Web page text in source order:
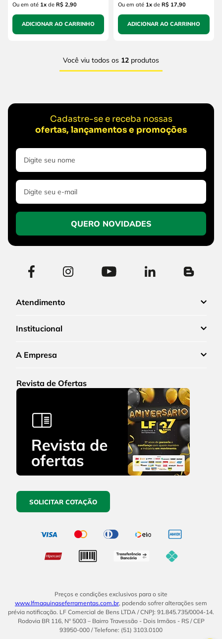
Ou em até 1xde R$ 2,90
ADICIONAR AO CARRINHO
Ou em até 1xde R$ 17,90
ADICIONAR AO CARRINHO
Você viu todos os 12 produtos
Cadastre-se e receba nossas
ofertas, lançamentos e promoções
QUERO NOVIDADES
Atendimento
Institucional
A Empresa
Revista de Ofertas
SOLICITAR COTAÇÃO
Preços e condições exclusivos para o site
www.lfmaquinaseferramentas.com.br, podendo sofrer alterações sem
prévia notificação. LF Comercial de Bens LTDA / CNPJ: 91.845.735/0004-14.
Rodovia BR 116, Nº 5003 – Bairro Travessão - Dois Irmãos - RS / CEP
93950-000 / Telefone: (51) 3103.0100